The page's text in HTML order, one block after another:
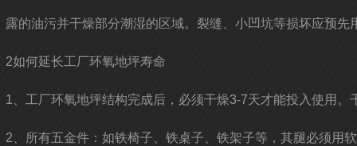
露的油污并干燥部分潮湿的区域。裂缝、小凹坑等损坏应预
2如何延长工厂环氧地坪寿命
1、工厂环氧地坪结构完成后，必须干燥3-7天才能投入使用
2、所有五金件：如铁椅子、铁桌子、铁架子等，其腿必须用